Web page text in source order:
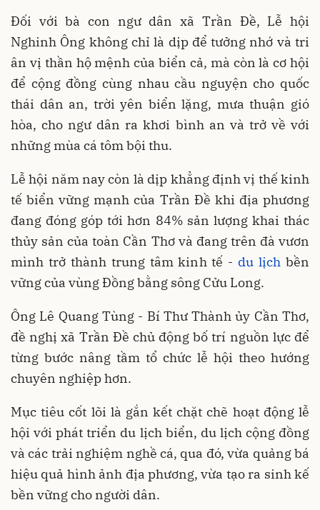
Đối với bà con ngư dân xã Trần Đề, Lễ hội
Nghinh Ông không chỉ là dịp để tưởng nhớ và tri
ân vị thần hộ mệnh của biển cả, mà còn là cơ hội
để cộng đồng cùng nhau cầu nguyện cho quốc
thái dân an, trời yên biển lặng, mưa thuận gió
hòa, cho ngư dân ra khơi bình an và trở về với
những mùa cá tôm bội thu.
Lễ hội năm nay còn là dịp khẳng định vị thế kinh
tế biển vững mạnh của Trần Đề khi địa phương
đang đóng góp tới hơn 84% sản lượng khai thác
thủy sản của toàn Cần Thơ và đang trên đà vươn
mình trở thành trung tâm kinh tế - du lịch bền
vững của vùng Đồng bằng sông Cửu Long.
Ông Lê Quang Tùng - Bí Thư Thành ủy Cần Thơ,
đề nghị xã Trần Đề chủ động bố trí nguồn lực để
từng bước nâng tầm tổ chức lễ hội theo hướng
chuyên nghiệp hơn.
Mục tiêu cốt lõi là gắn kết chặt chẽ hoạt động lễ
hội với phát triển du lịch biển, du lịch cộng đồng
và các trải nghiệm nghề cá, qua đó, vừa quảng bá
hiệu quả hình ảnh địa phương, vừa tạo ra sinh kế
bền vững cho người dân.